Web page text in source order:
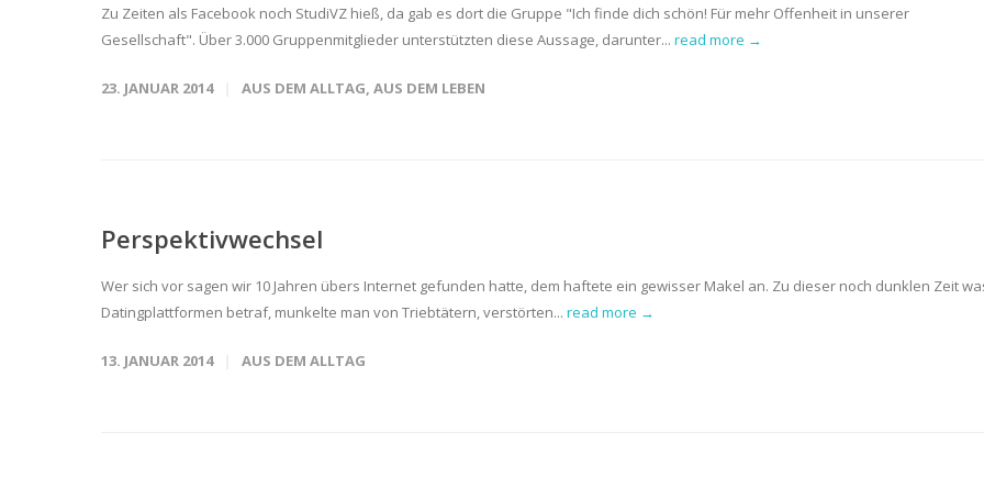
Zu Zeiten als Facebook noch StudiVZ hieß, da gab es dort die Gruppe "Ich finde dich schön! Für mehr Offenheit in unserer
Gesellschaft". Über 3.000 Gruppenmitglieder unterstützten diese Aussage, darunter... read more →
23. JANUAR 2014 AUS DEM ALLTAG, AUS DEM LEBEN
Perspektivwechsel
Wer sich vor sagen wir 10 Jahren übers Internet gefunden hatte, dem haftete ein gewisser Makel an. Zu dieser noch dunklen Zeit
Datingplattformen betraf, munkelte man von Triebtätern, verstörten... read more →
13. JANUAR 2014 AUS DEM ALLTAG